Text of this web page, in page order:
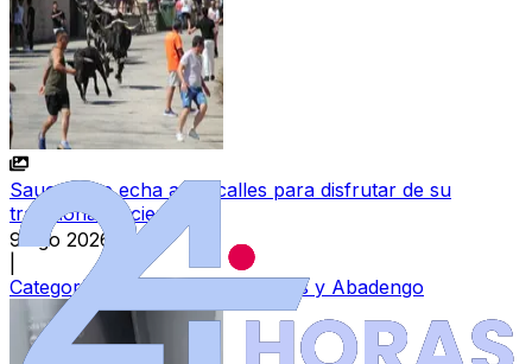
Saucelle se echa a las calles para disfrutar de su
tradicional encierro
9 ago 2026
Categoría:
Vitigudino, Las Arribes y Abadengo